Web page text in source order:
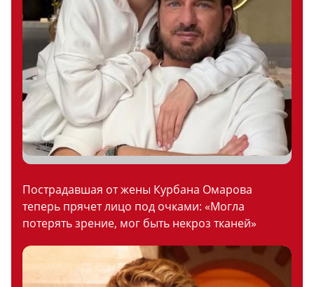
Пострадавшая от жены Курбана Омарова
теперь прячет лицо под очками: «Могла
потерять зрение, мог быть некроз тканей»